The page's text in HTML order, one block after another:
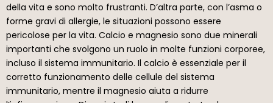
della vita e sono molto frustranti. D’altra parte, con l’asma o
forme gravi di allergie, le situazioni possono essere
pericolose per la vita. Calcio e magnesio sono due minerali
importanti che svolgono un ruolo in molte funzioni corporee,
incluso il sistema immunitario. Il calcio è essenziale per il
corretto funzionamento delle cellule del sistema
immunitario, mentre il magnesio aiuta a ridurre